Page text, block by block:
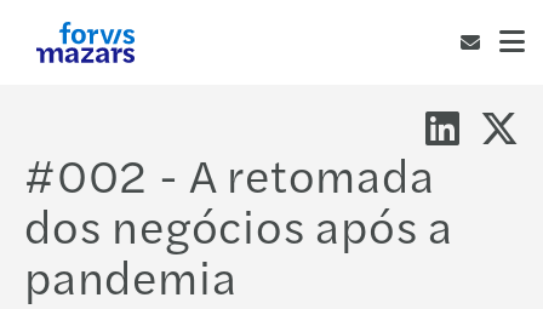
#002 - A retomada
dos negócios após a
pandemia